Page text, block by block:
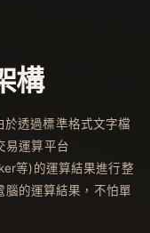
構
透過標準格式文字檔
易運算平台
等)的運算結果進行整
的運算結果，不怕單